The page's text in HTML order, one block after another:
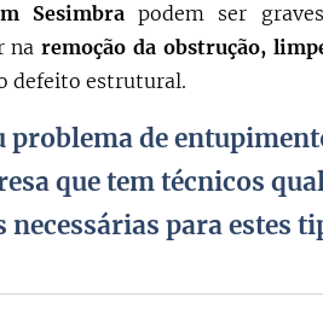
Sesimbrapodem ser
naremoção da obstrução,
defeito estrutural.
problema de
que tem técnicos
necessárias para estes